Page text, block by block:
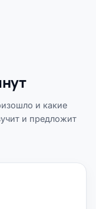
и какие
и предложит